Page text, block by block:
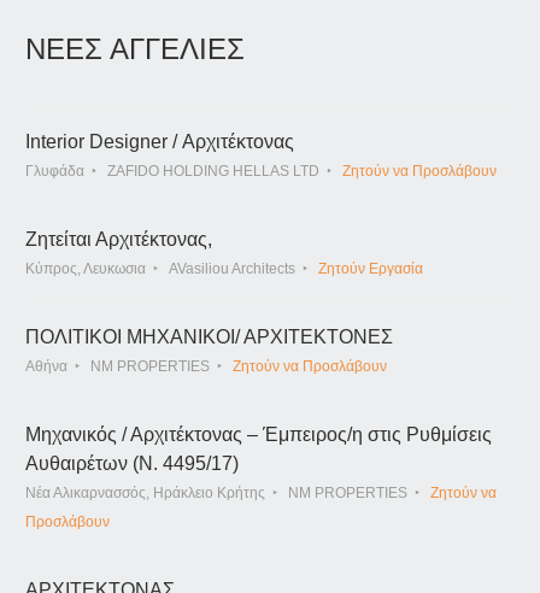
ΝΕΕΣ ΑΓΓΕΛΙΕΣ
Interior Designer / Αρχιτέκτονας
Γλυφάδα ZAFIDO HOLDING HELLAS LTD Ζητούν να Προσλάβουν
Ζητείται Αρχιτέκτονας,
Κύπρος, Λευκωσια AVasiliou Architects Ζητούν Εργασία
ΠΟΛΙΤΙΚΟΙ ΜΗΧΑΝΙΚΟΙ/ ΑΡΧΙΤΕΚΤΟΝΕΣ
Αθήνα NM PROPERTIES Ζητούν να Προσλάβουν
Μηχανικός / Αρχιτέκτονας – Έμπειρος/η στις Ρυθμίσεις
Αυθαιρέτων (Ν. 4495/17)
Νέα Αλικαρνασσός, Ηράκλειο Κρήτης NM PROPERTIES
Ζητούν να
Προσλάβουν